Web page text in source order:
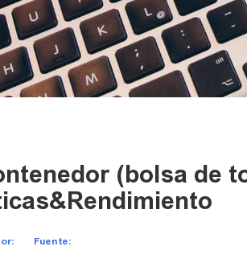
(bolsa de
Fuente: